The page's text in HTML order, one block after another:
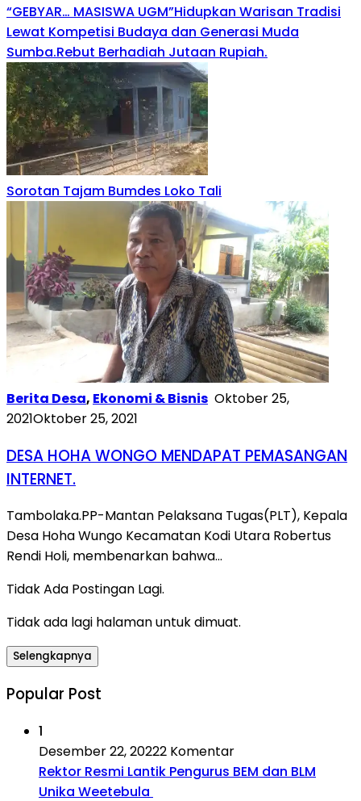
“GEBYAR… MASISWA UGM”Hidupkan Warisan Tradisi
Lewat Kompetisi Budaya dan Generasi Muda
Sumba.Rebut Berhadiah Jutaan Rupiah.
Sorotan Tajam Bumdes Loko Tali
Berita Desa, Ekonomi & Bisnis Oktober 25,
2021Oktober 25, 2021
DESA HOHA WONGO MENDAPAT PEMASANGAN
INTERNET.
Tambolaka.PP-Mantan Pelaksana Tugas(PLT), Kepala
Desa Hoha Wungo Kecamatan Kodi Utara Robertus
Rendi Holi, membenarkan bahwa…
Tidak Ada Postingan Lagi.
Tidak ada lagi halaman untuk dimuat.
Selengkapnya
Popular Post
1
Desember 22, 20222 Komentar
Rektor Resmi Lantik Pengurus BEM dan BLM
Unika Weetebula